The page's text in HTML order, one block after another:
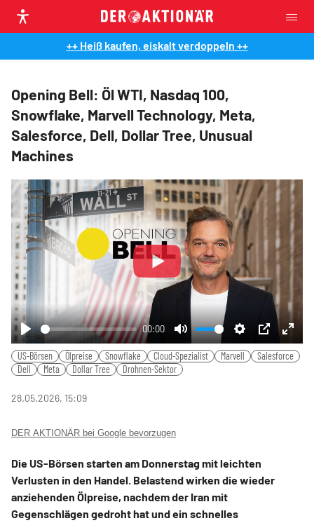
++ Heiß kaufen, eiskalt verdoppeln ++
Opening Bell: Öl WTI, Nasdaq 100,
Snowflake, Marvell Technology, Meta,
Salesforce, Dell, Dollar Tree, Unusual
Machines
Play
00:00
Mute Settings
PIP
US-Börsen Ölpreise Snowflake Cloud-Spezialist Marvell
Salesforce
Dell
Meta Dollar Tree Drohnen-Sektor
28.05.2026, 15:09
DER AKTIONÄR bei Google bevorzugen
Die US-Börsen starten am Donnerstag mit leichten
Verlusten in den Handel. Belastend wirken die wieder
anziehenden Ölpreise, nachdem der Iran mit
Gegenschlägen gedroht hat und ein schnelles